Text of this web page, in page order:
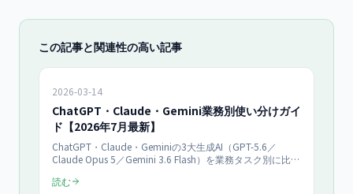
この記事と関連性の高い記事
2026-03-14
ChatGPT・Claude・Gemini業務別使い分けガイ
ド【2026年7月最新】
ChatGPT・Claude・Geminiの3大生成AI（GPT-5.6／
Claude Opus 5／Gemini 3.6 Flash）を業務タスク別に比
状況に基づき、メール作成・議事録要約・企画書・データ
読む